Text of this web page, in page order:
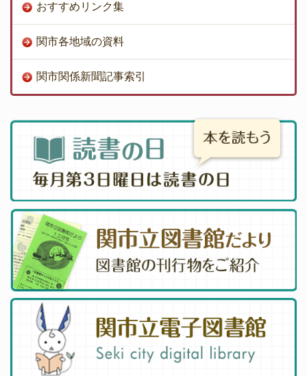
おすすめリンク集
関市各地域の資料
関市関係新聞記事索引